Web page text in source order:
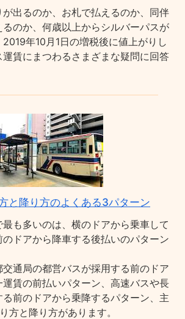
出るのか、お札で払えるのか、同伴
のか、何歳以上からシルバーパスが
年10月1日の増税後に値上がりし
賃にまつわるさまざまな疑問に回答
と降り方のよくある3パターン
も多いのは、横のドアから乗車して
ドアから降車する後払いのパターン
通局の都営バスが採用する前のドア
賃の前払いパターン、高速バスや長
前のドアから乗降するパターン、主
方と降り方があります。